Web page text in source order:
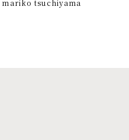
mariko tsuchiyama